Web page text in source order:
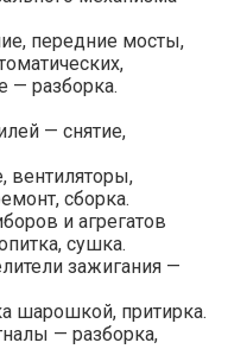
передние мосты,
— разборка.
— снятие,
вентиляторы,
сборка.
и агрегатов
сушка.
зажигания —
шарошкой, притирка.
— разборка,